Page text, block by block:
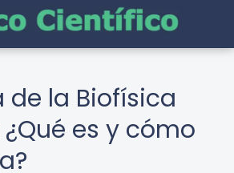
de la Biofísica
es y cómo